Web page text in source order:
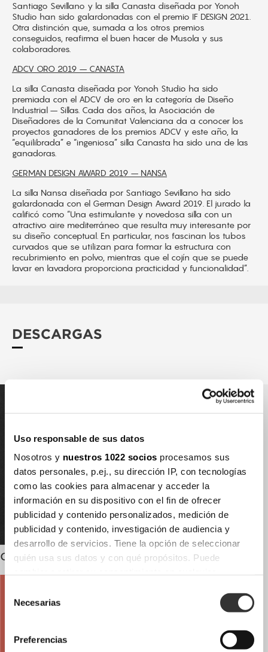
Uso responsable de sus datos
Nosotros y nuestros 1022 socios procesamos sus
datos personales, p.ej., su dirección IP, con tecnologías
como las cookies para almacenar y acceder la
información en su dispositivo con el fin de ofrecer
publicidad y contenido personalizados, medición de
publicidad y contenido, investigación de audiencia y
desarrollo de servicios. Tiene la opción de seleccionar
quién usa sus datos y con qué propósitos. Puede
el Menú de consentimiento.
Recopilar información sobre su ubicación
Necesarias
Preferencias
Santiago Sevillano y la silla Canasta diseñada por Yonoh
Studio han sido galardonadas con el premio IF DESIGN 2021.
Otra distinción que, sumada a los otros premios
conseguidos, reafirma el buen hacer de Musola y sus
colaboradores.
ADCV ORO 2019 – CANASTA
La silla Canasta diseñada por Yonoh Studio ha sido
premiada con el ADCV de oro en la categoría de Diseño
Industrial – Sillas. Cada dos años, la Asociación de
Diseñadores de la Comunitat Valenciana da a conocer los
proyectos ganadores de los premios ADCV y este año, la
“equilibrada” e “ingeniosa” silla Canasta ha sido una de las
ganadoras.
GERMAN DESIGN AWARD 2019 – NANSA
La silla Nansa diseñada por Santiago Sevillano ha sido
galardonada con el German Design Award 2019. El jurado la
calificó como “Una estimulante y novedosa silla con un
atractivo aire mediterráneo que resulta muy interesante por
su diseño conceptual. En particular, nos fascinan los tubos
curvados que se utilizan para formar la estructura con
recubrimiento en polvo, mientras que el cojín que se puede
lavar en lavadora proporciona practicidad y funcionalidad”.
DESCARGAS
Catálogo The new shapes